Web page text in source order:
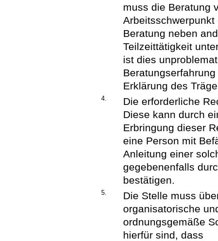
muss die Beratung
Beratung neben
Teilzeittätigkeit
ist dies
Erklärung des
4.
Die erforderliche
Diese kann durch
Erbringung dieser
eine Person mit
Anleitung einer
gegebenenfalls
bestätigen.
5.
Die Stelle muss
organisatorische
ordnungsgemäße
hierfür sind, dass